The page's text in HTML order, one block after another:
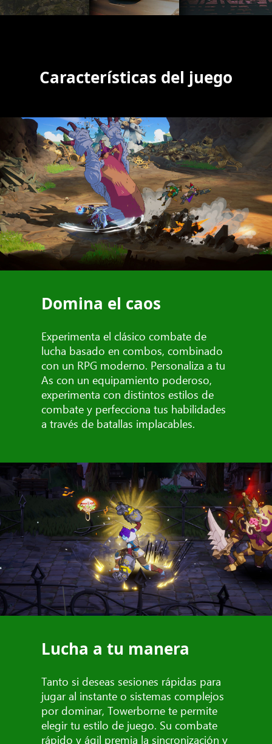
Características del juego
Domina el caos
Experimenta el clásico combate de
lucha basado en combos, combinado
con un RPG moderno. Personaliza a tu
As con un equipamiento poderoso,
experimenta con distintos estilos de
combate y perfecciona tus habilidades
a través de batallas implacables.
Lucha a tu manera
Tanto si deseas sesiones rápidas para
jugar al instante o sistemas complejos
por dominar, Towerborne te permite
elegir tu estilo de juego. Su combate
rápido y ágil premia la sincronización y